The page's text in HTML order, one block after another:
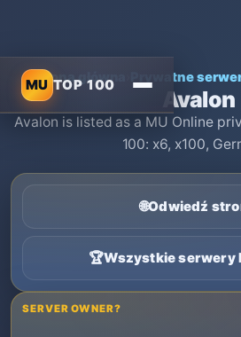
MU TOP 100
Strona główna Prywatne
Avalon
Avalon is listed as a MU Online
100: x6, x100,
🌐Odwiedź
🏆Wszystkie serwery
SERVER OWNER?